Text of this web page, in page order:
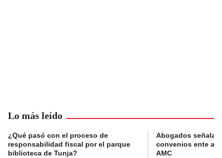
Lo más leído
¿Qué pasó con el proceso de
responsabilidad fiscal por el parque
biblioteca de Tunja?
Abogados
convenios ente
AMC